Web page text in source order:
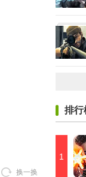
换一换
排行
1